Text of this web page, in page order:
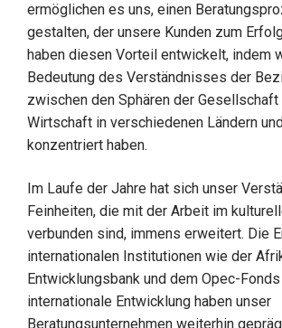
ermöglichen es uns, einen
gestalten, der unsere Kunden zum
haben diesen Vorteil entwickelt, indem
Bedeutung des Verständnisses der
zwischen den Sphären der Gesellschaft
Wirtschaft in verschiedenen Ländern
konzentriert haben.
Im Laufe der Jahre hat sich unser
Feinheiten, die mit der Arbeit im
verbunden sind, immens erweitert. Die
internationalen Institutionen wie der
Entwicklungsbank und dem Opec-
internationale Entwicklung haben unser
Beratungsunternehmen weiterhin